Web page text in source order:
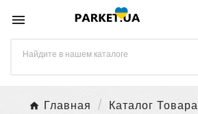

Главная Каталог Товара